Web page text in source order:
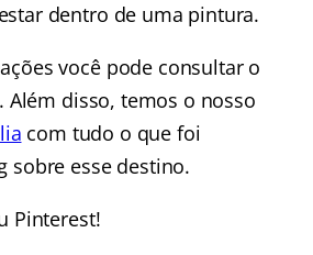
dentro de uma pintura.
você pode consultar o
. Além disso, temos o nosso
com tudo o que foi
sobre esse destino.
Pinterest!